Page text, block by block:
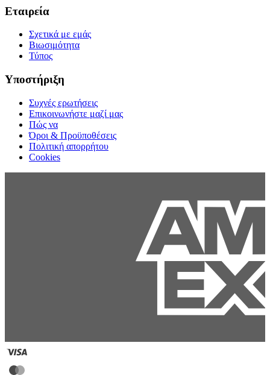
Εταιρεία
Σχετικά με εμάς
Βιωσιμότητα
Τύπος
Υποστήριξη
Συχνές ερωτήσεις
Επικοινωνήστε μαζί μας
Πώς να
Όροι & Προϋποθέσεις
Πολιτική απορρήτου
Cookies